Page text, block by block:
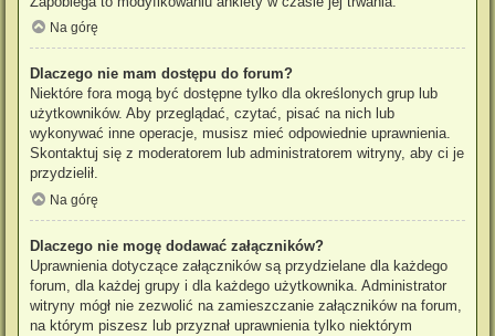
Na górę
Dlaczego nie mam dostępu do forum?
Niektóre fora mogą być dostępne tylko dla określonych grup lub
użytkowników. Aby przeglądać, czytać, pisać na nich lub
wykonywać inne operacje, musisz mieć odpowiednie uprawnienia.
Skontaktuj się z moderatorem lub administratorem witryny, aby ci je
przydzielił.
Na górę
Dlaczego nie mogę dodawać załączników?
Uprawnienia dotyczące załączników są przydzielane dla każdego
forum, dla każdej grupy i dla każdego użytkownika. Administrator
witryny mógł nie zezwolić na zamieszczanie załączników na forum,
na którym piszesz lub przyznał uprawnienia tylko niektórym